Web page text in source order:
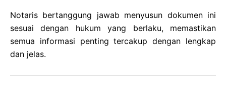
Notaris bertanggung jawab menyusun dokumen ini
sesuai dengan hukum yang berlaku, memastikan
semua informasi penting tercakup dengan lengkap
dan jelas.